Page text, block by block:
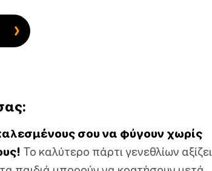
σου να φύγουν χωρίς
Το καλύτερο πάρτι γενεθλίων αξίζει